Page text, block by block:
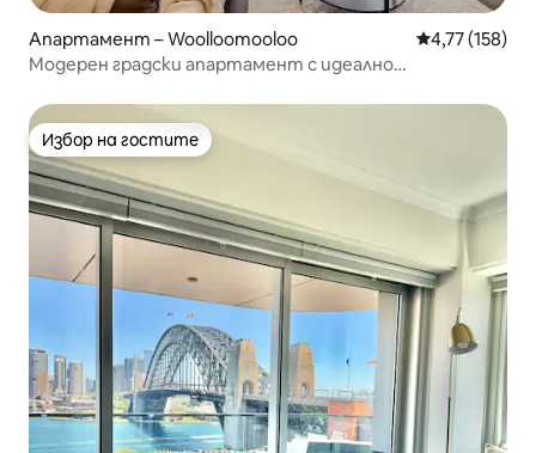
Апартамент – Woolloomooloo Средна
4,77 (158)
Модерен градски апартамент с идеално
Избор на гостите
Избор на гостите